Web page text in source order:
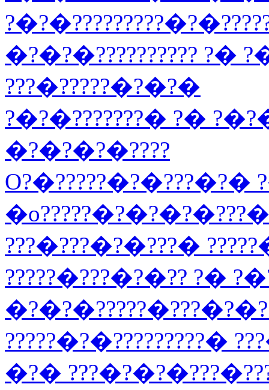
�?�?�?????????? ?�
???�?????�?�?�
?�?�???????� ?�
�?�?�?�????
O?�?????�?�???�?�
???�???�?�???�
?????�???�?�?? ?�
?????�?�?????????�
�?�